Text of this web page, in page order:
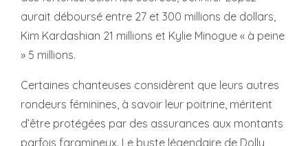
aurait déboursé entre 27 et 300 millions de dollars,
Kim Kardashian 21 millions et Kylie Minogue « à peine
» 5 millions.
Certaines chanteuses considèrent que leurs autres
rondeurs féminines, à savoir leur poitrine, méritent
d’être protégées par des assurances aux montants
parfois faramineux. Le buste légendaire de Dolly